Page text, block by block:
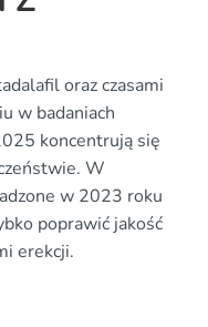
oraz czasami
w badaniach
koncentrują się
W
w 2023 roku
poprawić jakość
erekcji.